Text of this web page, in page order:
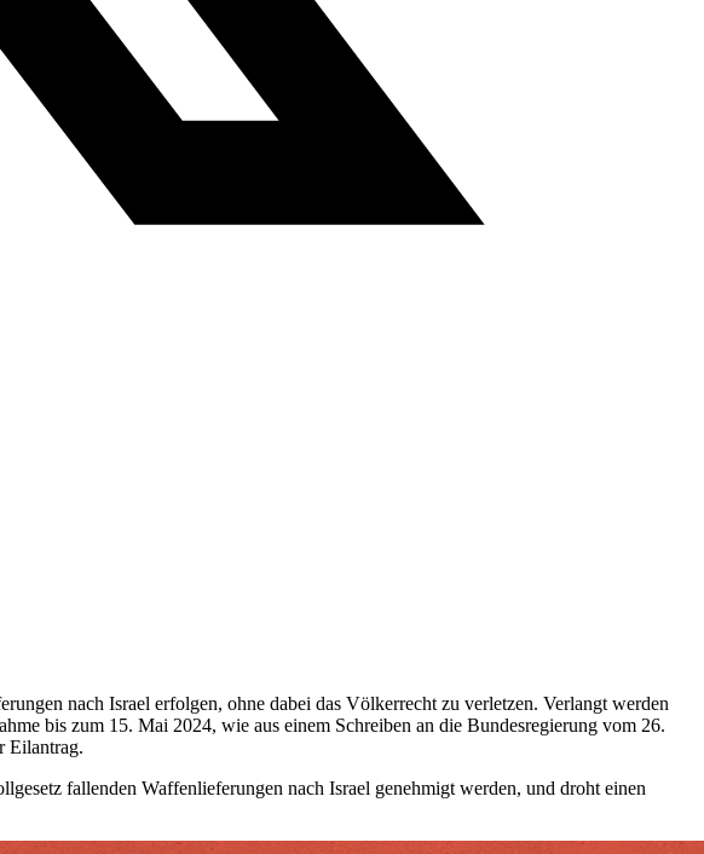
nach Israel erfolgen, ohne dabei das Völkerrecht zu verletzen. Verlangt werden
bis zum 15. Mai 2024, wie aus einem Schreiben an die Bundesregierung vom 26.
Eilantrag.
fallenden Waffenlieferungen nach Israel genehmigt werden, und droht einen